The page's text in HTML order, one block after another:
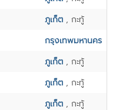
ภูเก็ต , กะทู้
กรุงเทพมหานคร
ภูเก็ต , กะทู้
ภูเก็ต , กะทู้
ภูเก็ต , กะทู้